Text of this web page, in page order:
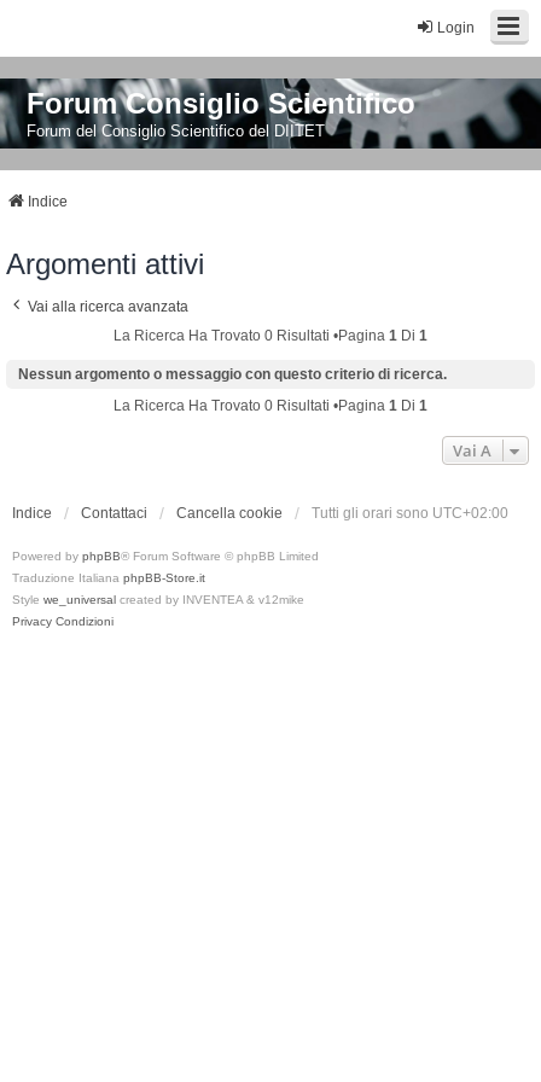
Login
Forum Consiglio Scientifico
Forum del Consiglio Scientifico del DIITET
Indice
Argomenti attivi
Vai alla ricerca avanzata
La Ricerca Ha Trovato 0 Risultati •Pagina 1 Di 1
Nessun argomento o messaggio con questo criterio di ricerca.
La Ricerca Ha Trovato 0 Risultati •Pagina 1 Di 1
Vai A
Indice Contattaci Cancella cookie Tutti gli orari sono UTC+02:00
Powered by phpBB® Forum Software © phpBB Limited
Traduzione Italiana phpBB-Store.it
Style we_universal created by INVENTEA & v12mike
Privacy Condizioni